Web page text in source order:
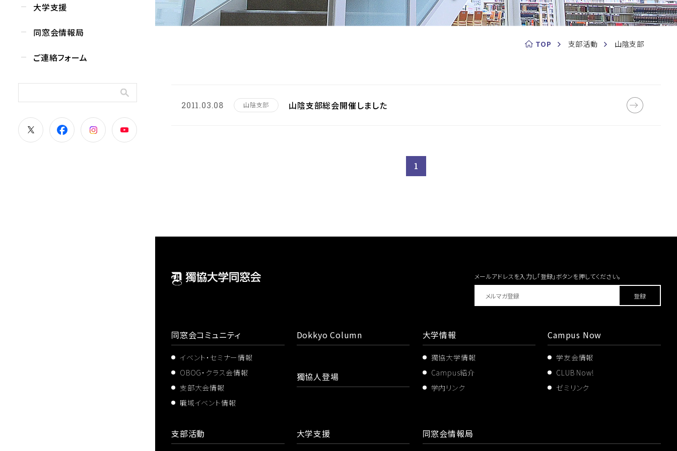
大学支援
同窓会情報局
ご連絡フォーム
TOP 支部活動 山陰支部
2011.03.08 山陰支部 山陰支部総会開催しました
1
メールアドレスを入力し「登録」ボタンを押してください。
同窓会コミュニティ
イベント・セミナー情報
OBOG・クラス会情報
支部大会情報
職域イベント情報
Dokkyo Column
獨協人登場
大学情報
獨協大学情報
Campus紹介
学内リンク
Campus Now
学友会情報
CLUB Now!
ゼミリンク
支部活動 大学支援 同窓会情報局